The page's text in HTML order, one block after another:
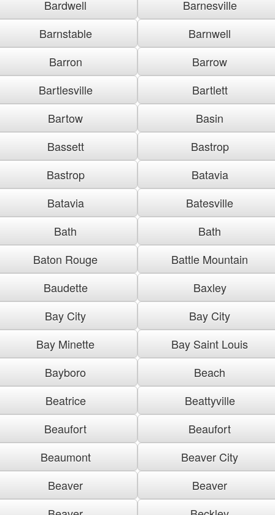
Bardwell
Barnesville
Barnstable
Barnwell
Barron
Barrow
Bartlesville
Bartlett
Bartow
Basin
Bassett
Bastrop
Bastrop
Batavia
Batavia
Batesville
Bath
Bath
Baton Rouge
Battle Mountain
Baudette
Baxley
Bay City
Bay City
Bay Minette
Bay Saint Louis
Bayboro
Beach
Beatrice
Beattyville
Beaufort
Beaufort
Beaumont
Beaver City
Beaver
Beaver